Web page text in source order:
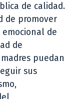
de calidad.
de promover
de
de
puedan
sus